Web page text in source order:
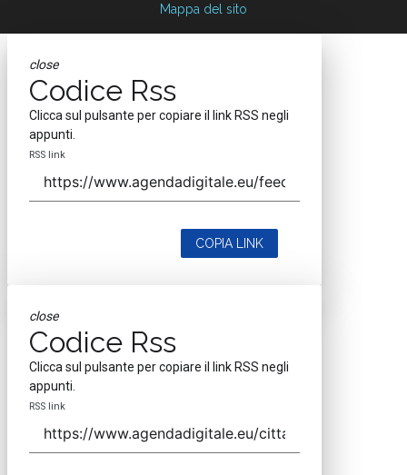
Mappa del sito
close
Codice Rss
Clicca sul pulsante per copiare il link RSS negli
appunti.
RSS link
COPIA LINK
close
Codice Rss
Clicca sul pulsante per copiare il link RSS negli
appunti.
RSS link